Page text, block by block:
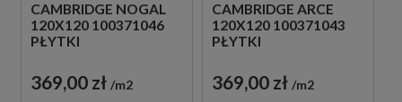
CAMBRIDGE NOGAL
120X120 100371046
PŁYTKI
369,00 zł m2
CAMBRIDGE ARCE
120X120 100371043
PŁYTKI
369,00 zł m2